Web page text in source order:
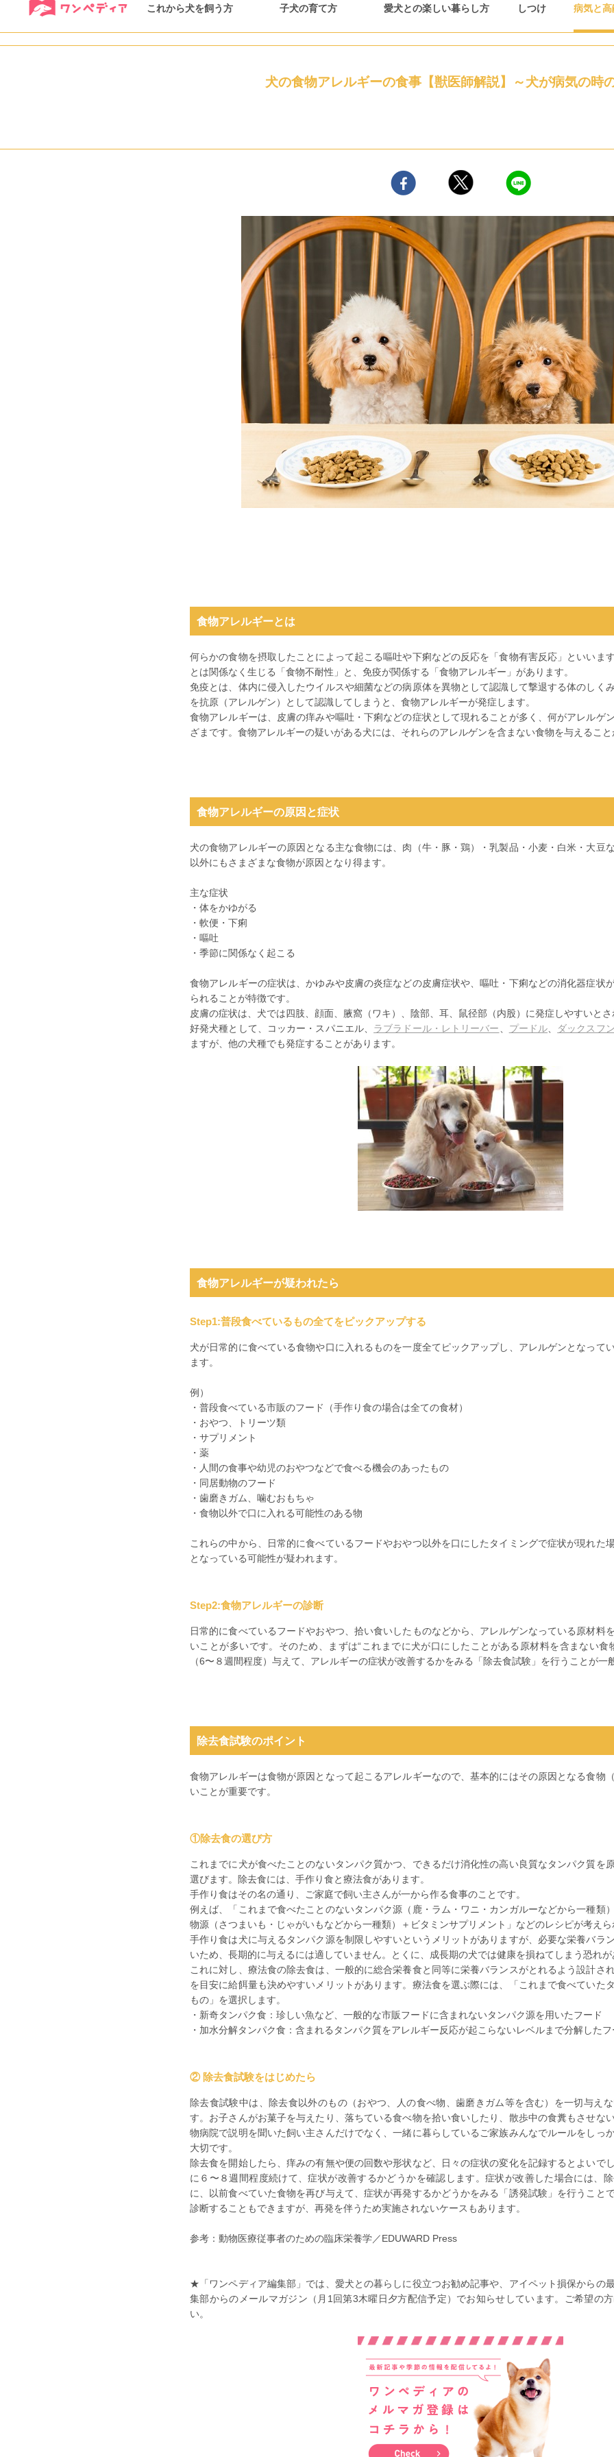
子犬の育て方
これから犬を飼う方 愛犬との楽しい暮らし方 しつけ 病気と高
犬の食物アレルギーの食事【獣医師解説】～犬が病気の時
食物アレルギーとは
何らかの食物を摂取したことによって起こる嘔吐や下痢などの反応を「食物有害反応」といいま
とは関係なく生じる「食物不耐性」と、免疫が関係する「食物アレルギー」があります。
免疫とは、体内に侵入したウイルスや細菌などの病原体を異物として認識して撃退する体のしく
を抗原（アレルゲン）として認識してしまうと、食物アレルギーが発症します。
食物アレルギーは、皮膚の痒みや嘔吐・下痢などの症状として現れることが多く、何がアレルゲ
ざまです。食物アレルギーの疑いがある犬には、それらのアレルゲンを含まない食物を与えること
食物アレルギーの原因と症状
犬の食物アレルギーの原因となる主な食物には、肉（牛・豚・鶏）・乳製品・小麦・白米・大豆
以外にもさまざまな食物が原因となり得ます。
主な症状
・体をかゆがる
・軟便・下痢
・嘔吐
・季節に関係なく起こる
食物アレルギーの症状は、かゆみや皮膚の炎症などの皮膚症状や、嘔吐・下痢などの消化器症状
られることが特徴です。
皮膚の症状は、犬では四肢、顔面、腋窩（ワキ）、陰部、耳、鼠径部（内股）に発症しやすいとさ
好発犬種として、コッカー・スパニエル、 ラブラドール・レトリーバー プードル ダックスフ
ますが、他の犬種でも発症することがあります。
食物アレルギーが疑われたら
Step1:普段食べているもの全てをピックアップする
犬が日常的に食べている食物や口に入れるものを一度全てピックアップし、アレルゲンとなって
ます。
例）
・普段食べている市販のフード（手作り食の場合は全ての食材）
・おやつ、トリーツ類
・サプリメント
・薬
・人間の食事や幼児のおやつなどで食べる機会のあったもの
・同居動物のフード
・歯磨きガム、噛むおもちゃ
・食物以外で口に入れる可能性のある物
これらの中から、日常的に食べているフードやおやつ以外を口にしたタイミングで症状が現れた
となっている可能性が疑われます。
Step2:食物アレルギーの診断
日常的に食べているフードやおやつ、拾い食いしたものなどから、アレルゲンなっている原材料
いことが多いです。そのため、まずは“これまでに犬が口にしたことがある原材料を含まない食
（6〜８週間程度）与えて、アレルギーの症状が改善するかをみる「除去食試験」を行うことが一
除去食試験のポイント
食物アレルギーは食物が原因となって起こるアレルギーなので、基本的にはその原因となる食物
いことが重要です。
①除去食の選び方
これまでに犬が食べたことのないタンパク質かつ、できるだけ消化性の高い良質なタンパク質を
選びます。除去食には、手作り食と療法食があります。
手作り食はその名の通り、ご家庭で飼い主さんが一から作る食事のことです。
例えば、「これまで食べたことのないタンパク源（鹿・ラム・ワニ・カンガルーなどから一種類
物源（さつまいも・じゃがいもなどから一種類）＋ビタミンサプリメント」などのレシピが考えら
手作り食は犬に与えるタンパク源を制限しやすいというメリットがありますが、必要な栄養バラ
いため、長期的に与えるには適していません。とくに、成長期の犬では健康を損ねてしまう恐れが
これに対し、療法食の除去食は、一般的に総合栄養食と同等に栄養バランスがとれるよう設計さ
を目安に給餌量も決めやすいメリットがあります。療法食を選ぶ際には、「これまで食べていた
もの」を選択します。
・新奇タンパク食：珍しい魚など、一般的な市販フードに含まれないタンパク源を用いたフード
・加水分解タンパク食：含まれるタンパク質をアレルギー反応が起こらないレベルまで分解したフ
② 除去食試験をはじめたら
除去食試験中は、除去食以外のもの（おやつ、人の食べ物、歯磨きガム等を含む）を一切与え
す。お子さんがお菓子を与えたり、落ちている食べ物を拾い食いしたり、散歩中の食糞もさせな
物病院で説明を聞いた飼い主さんだけでなく、一緒に暮らしているご家族みんなでルールをしっ
大切です。
除去食を開始したら、痒みの有無や便の回数や形状など、日々の症状の変化を記録するとよいで
に６〜８週間程度続けて、症状が改善するかどうかを確認します。症状が改善した場合には、
に、以前食べていた食物を再び与えて、症状が再発するかどうかをみる「誘発試験」を行うこと
診断することもできますが、再発を伴うため実施されないケースもあります。
参考：動物医療従事者のための臨床栄養学／EDUWARD Press
★「ワンペディア編集部」では、愛犬との暮らしに役立つお勧め記事や、アイペット損保からの
集部からのメールマガジン（月1回第3木曜日夕方配信予定）でお知らせしています。ご希望の
い。